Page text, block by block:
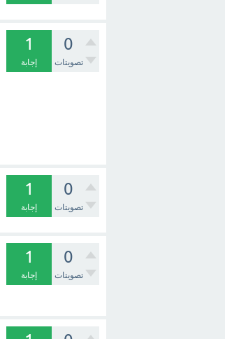
0
تصويتات
1
إجابة
0
تصويتات
1
إجابة
0
تصويتات
1
إجابة